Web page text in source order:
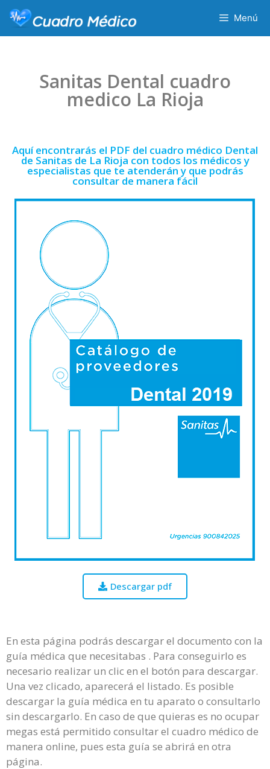
Menú
Sanitas Dental cuadro
medico La Rioja
Aquí encontrarás el PDF del cuadro médico Dental
de Sanitas de La Rioja con todos los médicos y
especialistas que te atenderán y que podrás
consultar de manera fácil
Descargar pdf
En esta página podrás descargar el documento con la
guía médica que necesitabas . Para conseguirlo es
necesario realizar un clic en el botón para descargar.
Una vez clicado, aparecerá el listado. Es posible
descargar la guía médica en tu aparato o consultarlo
sin descargarlo. En caso de que quieras es no ocupar
megas está permitido consultar el cuadro médico de
manera online, pues esta guía se abrirá en otra
página.